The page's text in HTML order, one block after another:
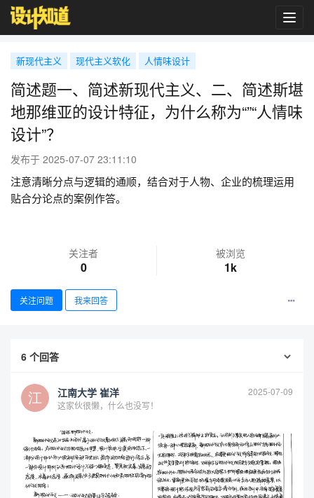
新现代主义 现代主义软化 人情味设计
简述题一、简述新现代主义、二、简述斯堪
地那维亚的设计特征，为什么称为“”“人情味
设计”？
发布于 2025-07-07 23:11:10
注意清晰分点与逻辑的通顺，结合对于人物、企业的梳理运用
贴合分论点的案例作答。
查看更多
关注者
0
被浏览
1k
关注问题 我来回答
6 个回答
江南大学 崔洋
2025-07-09
这家伙很懒，什么也没写！